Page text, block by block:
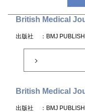
British Medical
出版社 ：BMJ
British Medical
出版社 ：BMJ